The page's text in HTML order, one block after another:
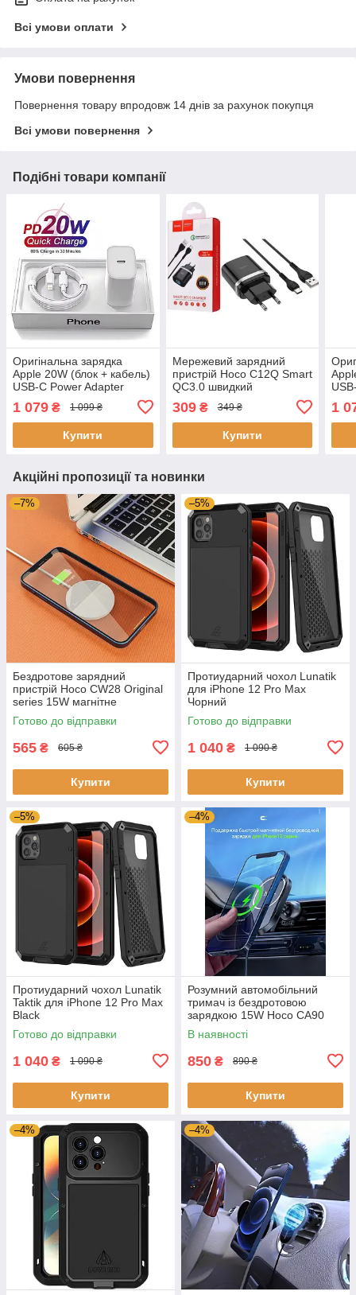
Всі умови оплати
Умови повернення
Повернення товару впродовж 14 днів за рахунок покупця
Всі умови повернення
Подібні товари компанії
Оригінальна зарядка
Apple 20W (блок + кабель)
USB-C Power Adapter
1 079 ₴ 1 099 ₴
Купити
Мережевий зарядний
пристрій Hoco C12Q Smart
QC3.0 швидкий
(1USB/3A/18W) + кабель
Type-C чорний
309₴ 349 ₴
Купити
1
Акційні пропозиції та новинки
–7%
Бездротове зарядний
пристрій Hoco CW28 Original
series 15W магнітне
Готово до відправки
565 ₴ 605 ₴
Купити
–5%
Протиударний чохол Lunatik
для iPhone 12 Pro Max
Чорний
Готово до відправки
1 040 ₴ 1 090 ₴
Купити
–5%
Протиударний чохол Lunatik
Taktik для iPhone 12 Pro Max
Black
Готово до відправки
1 040 ₴ 1 090 ₴
Купити
–4%
Розумний автомобільний
тримач із бездротовою
зарядкою 15W Hoco CA90
Black для iPhone 12 Pro Max
В наявності
850 ₴ 890 ₴
Купити
–4% –4%